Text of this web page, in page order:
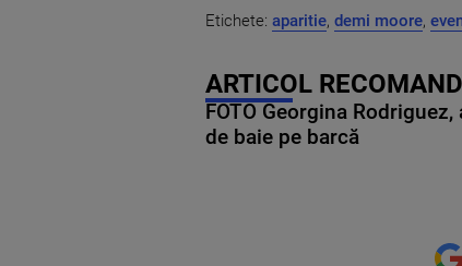
Etichete: aparitie, demi moore,
ARTICOL
FOTO Georgina
de baie pe barcă